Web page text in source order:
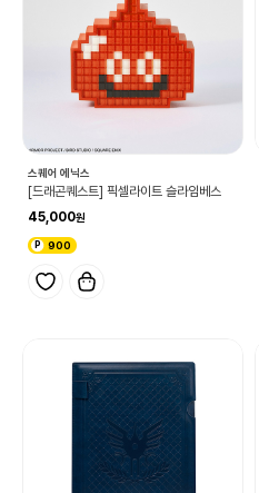
스퀘어 에닉스
[드래곤퀘스트] 픽셀라이트 슬라임베스
45,000
900